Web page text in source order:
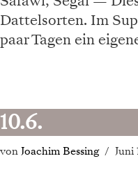
Dattelsorten. Im
paar Tagen ein
10.6.
vonJoachim Bessing Juni